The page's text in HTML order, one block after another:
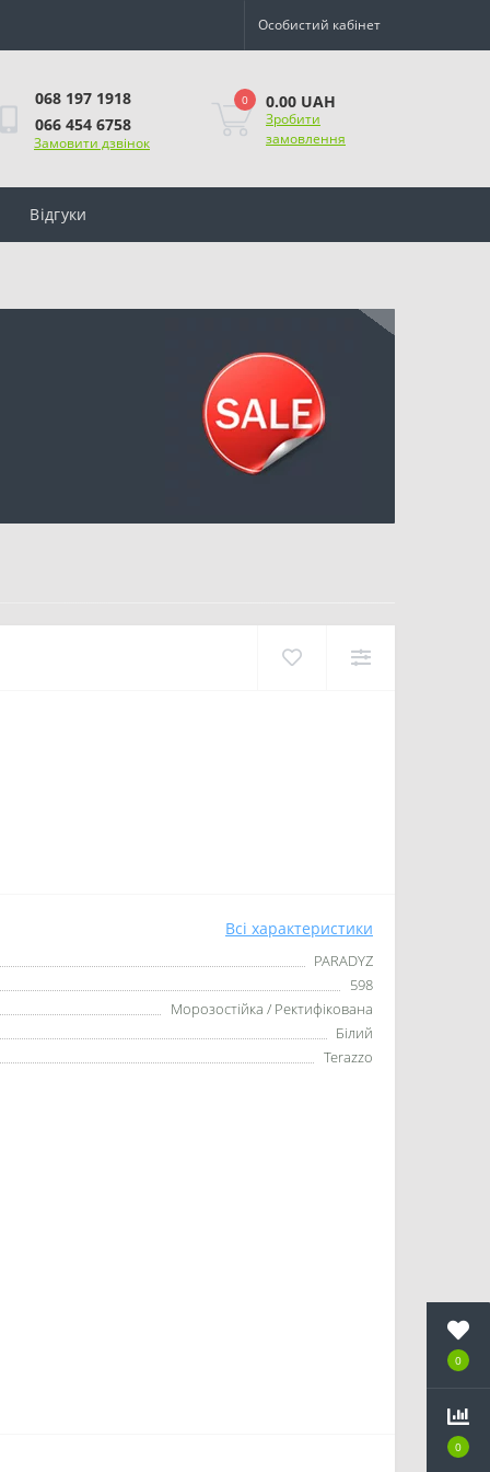
0
0
Особистий кабінет
068 197 1918
066 454 6758
Замовити дзвінок
0 0.00 UAH
Зробити
замовлення
Відгуки
Всі характеристики
PARADYZ
598
Морозостійка / Ректифікована
Білий
Terazzo